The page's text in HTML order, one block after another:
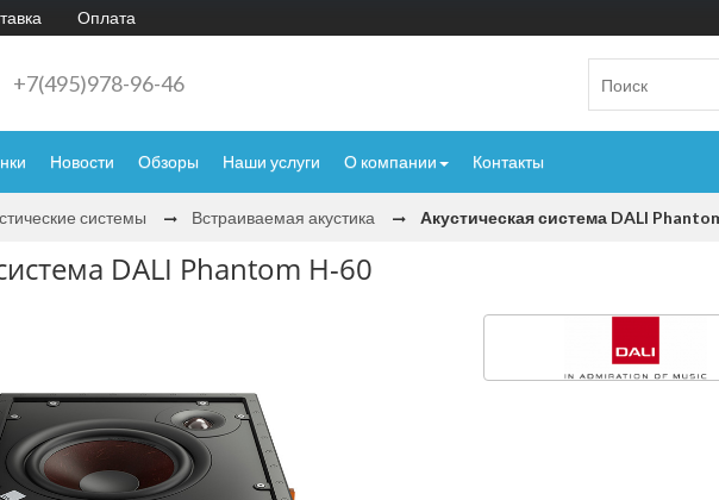
Оплата
+7(495)978-96-46
Новости Обзоры Наши услуги О компании Контакты
системы Встраиваемая акустика Акустическая система DALI
DALI Phantom H-60